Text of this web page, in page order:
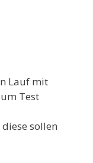
Lauf mit
Test
sollen